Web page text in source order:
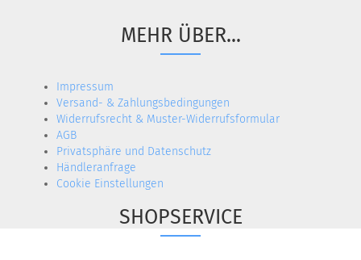
MEHR ÜBER...
Impressum
Versand- & Zahlungsbedingungen
Widerrufsrecht & Muster-Widerrufsformular
AGB
Privatsphäre und Datenschutz
Händleranfrage
Cookie Einstellungen
SHOPSERVICE